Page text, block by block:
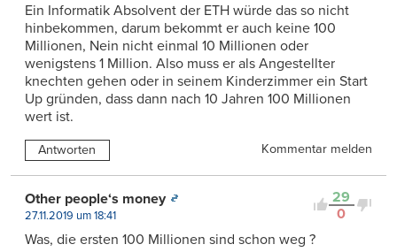
Ein Informatik Absolvent der ETH würde das so nicht
hinbekommen, darum bekommt er auch keine 100
Millionen, Nein nicht einmal 10 Millionen oder
wenigstens 1 Million. Also muss er als Angestellter
knechten gehen oder in seinem Kinderzimmer ein Start
Up gründen, dass dann nach 10 Jahren 100 Millionen
wert ist.
Antworten Kommentar melden
29
0
Other people‘s money
27.11.2019 um 18:41
Was, die ersten 100 Millionen sind schon weg ?